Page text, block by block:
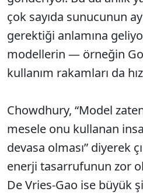
çok sayıda sunucunun
gerektiği anlamına
modellerin — örneğin
kullanım rakamları da
Chowdhury, “Model
mesele onu kullanan
devasa olması” diyerek
enerji tasarrufunun zor
De Vries-Gao ise büyük